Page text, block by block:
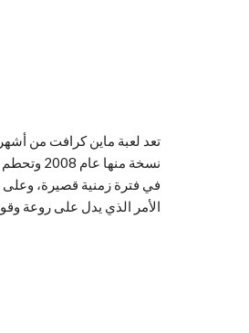
تعد لعبة ماين كرافت من
الأمر الذي يدل على روعة